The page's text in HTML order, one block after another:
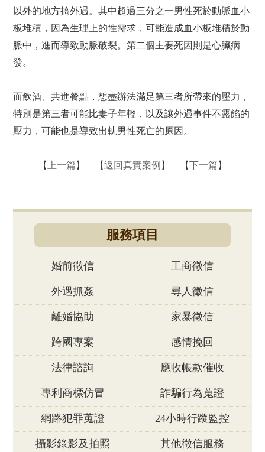
以外的地方搞外遇。其中超過三分之一男性死於動脈血小
板堆積，因為生理上的性需求，可能造成血小板堆積於動
脈中，進而導致動脈破裂。第二個主要死因則是心臟病
發。
而飲酒、共進餐點，想盡辦法滿足第三者所帶來的壓力，
特別是第三者可能比妻子年輕，以及讓外遇事件不露餡的
壓力，可能也是導致出軌男性死亡的原因。
【 上一篇 】 【返回真實案例 】 【下一篇 】
服務項目
婚前徵信 工商徵信
外遇抓姦 尋人徵信
離婚協助 家暴徵信
跨國專案 感情挽回
法律諮詢 應收帳款催收
專利商標仿冒 詐騙行為蒐證
網路犯罪蒐證 24小時行蹤監控
攝影錄影及拍照 其他徵信服務